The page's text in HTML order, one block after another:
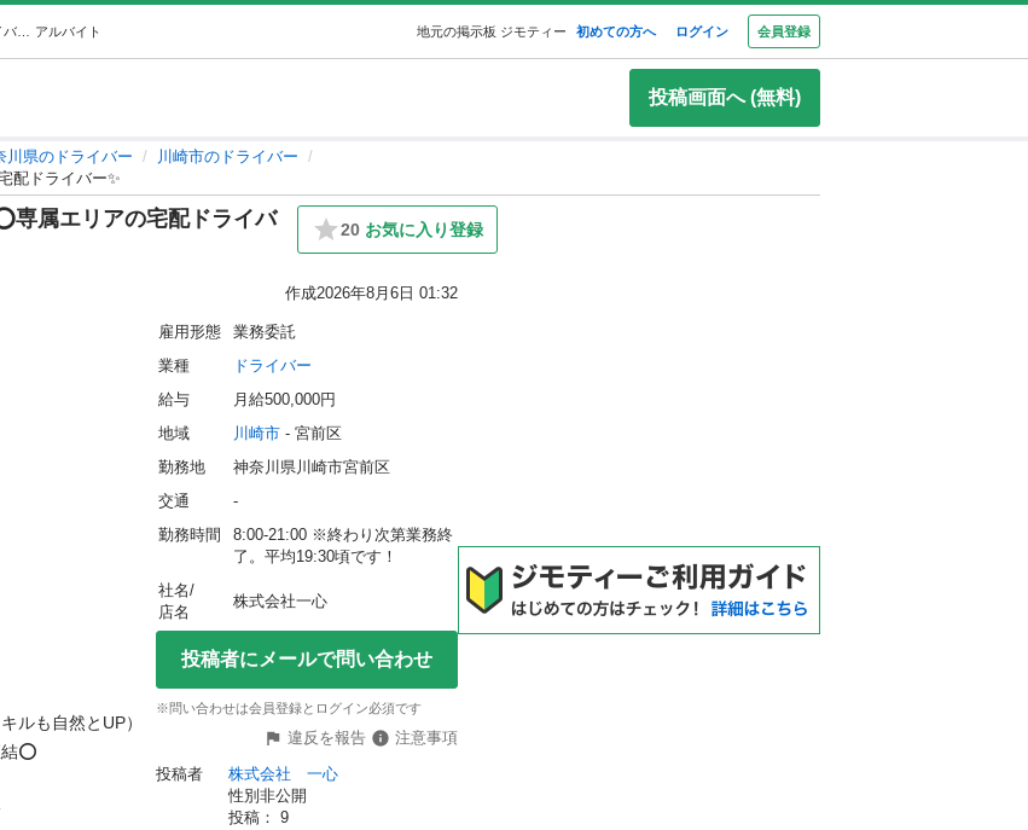
アルバイト 地元の掲示板 ジモティー 初めての方へ ログイン 会員登録
投稿画面へ (無料)
川県のドライバー
川崎市のドライバー
配ドライバー✨
専属エリアの宅配ドライバ
20 お気に入り登録
作成2026年8月6日 01:32
ルも自然とUP）
⭕️
雇用形態
業務委託
業種
ドライバー
給与
月給500,000円
地域
川崎市 - 宮前区
勤務地
神奈川県川崎市宮前区
交通
-
勤務時間
8:00-21:00 ※終わり次第業務終
了。平均19:30頃です！
社名/
店名
株式会社一心
投稿者にメールで問い合わせ
※問い合わせは会員登録とログイン必須です
違反を報告
注意事項
投稿者
株式会社　一心
性別非公開
投稿： 9